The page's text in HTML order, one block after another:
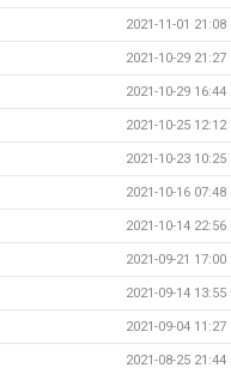
2021-11-01 21:08
2021-10-29 21:27
2021-10-29 16:44
2021-10-25 12:12
2021-10-23 10:25
2021-10-16 07:48
2021-10-14 22:56
2021-09-21 17:00
2021-09-14 13:55
2021-09-04 11:27
2021-08-25 21:44